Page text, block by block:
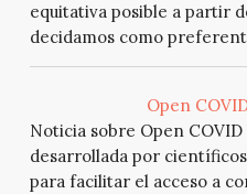
equitativa posible a partir
decidamos como
Open
Noticia sobre Open
desarrollada por
para facilitar el acceso a